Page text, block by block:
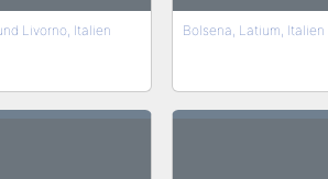
Livorno, Italien Bolsena, Latium, Italien